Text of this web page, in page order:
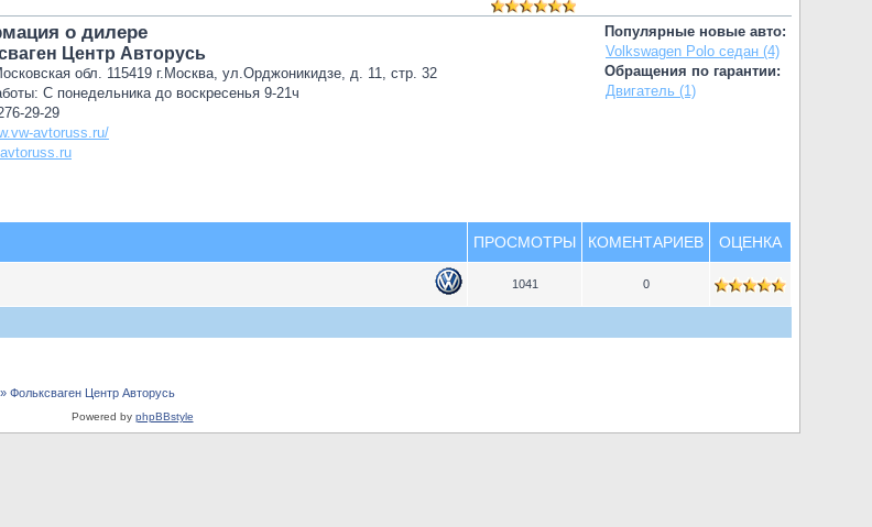
Популярные новые авто:
Volkswagen Polo седан (4)
Обращения по гарантии:
Двигатель (1)
о дилере
Центр Авторусь
обл. 115419 г.Москва, ул.Орджоникидзе, д. 11, стр. 32
С понедельника до воскресенья 9-21ч
29-29
avtoruss.ru/
ПРОСМОТРЫ КОМЕНТАРИЕВ ОЦЕНКА
1041 0
» Фольксваген Центр Авторусь
Powered by phpBBstyle